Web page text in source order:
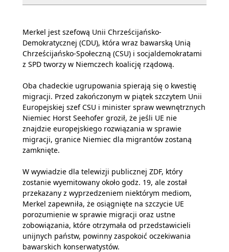
Merkel jest szefową Unii Chrześcijańsko-
Demokratycznej (CDU), która wraz bawarską Unią
Chrześcijańsko-Społeczną (CSU) i socjaldemokratami
z SPD tworzy w Niemczech koalicję rządową.
Oba chadeckie ugrupowania spierają się o kwestię
migracji. Przed zakończonym w piątek szczytem Unii
Europejskiej szef CSU i minister spraw wewnętrznych
Niemiec Horst Seehofer groził, że jeśli UE nie
znajdzie europejskiego rozwiązania w sprawie
migracji, granice Niemiec dla migrantów zostaną
zamknięte.
W wywiadzie dla telewizji publicznej ZDF, który
zostanie wyemitowany około godz. 19, ale został
przekazany z wyprzedzeniem niektórym mediom,
Merkel zapewniła, że osiągnięte na szczycie UE
porozumienie w sprawie migracji oraz ustne
zobowiązania, które otrzymała od przedstawicieli
unijnych państw, powinny zaspokoić oczekiwania
bawarskich konserwatystów.